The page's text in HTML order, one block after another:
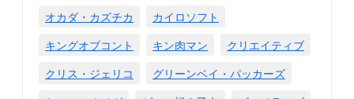
オカダ・カズチカ
カイロソフト
キングオブコント
キン肉マン
クリエイティブ
クリス・ジェリコ
グリーンベイ・パッカーズ